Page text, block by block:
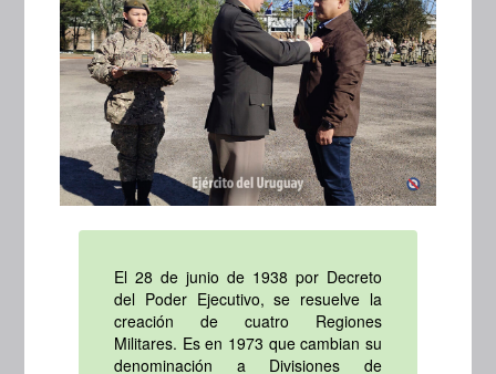
El 28 de junio de 1938 por Decreto
del Poder Ejecutivo, se resuelve la
creación de cuatro Regiones
Militares. Es en 1973 que cambian su
denominación a Divisiones de